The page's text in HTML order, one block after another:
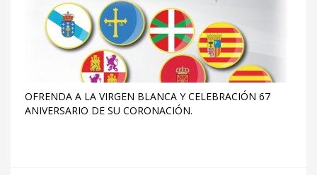
OFRENDA A LA VIRGEN BLANCA Y CELEBRACIÓN 67
ANIVERSARIO DE SU CORONACIÓN.